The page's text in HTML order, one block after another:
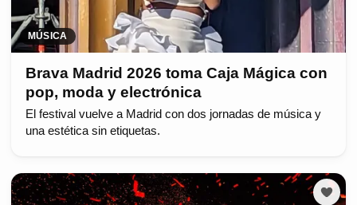
MÚSICA
Brava Madrid 2026 toma Caja Mágica con
pop, moda y electrónica
El festival vuelve a Madrid con dos jornadas de música y
una estética sin etiquetas.